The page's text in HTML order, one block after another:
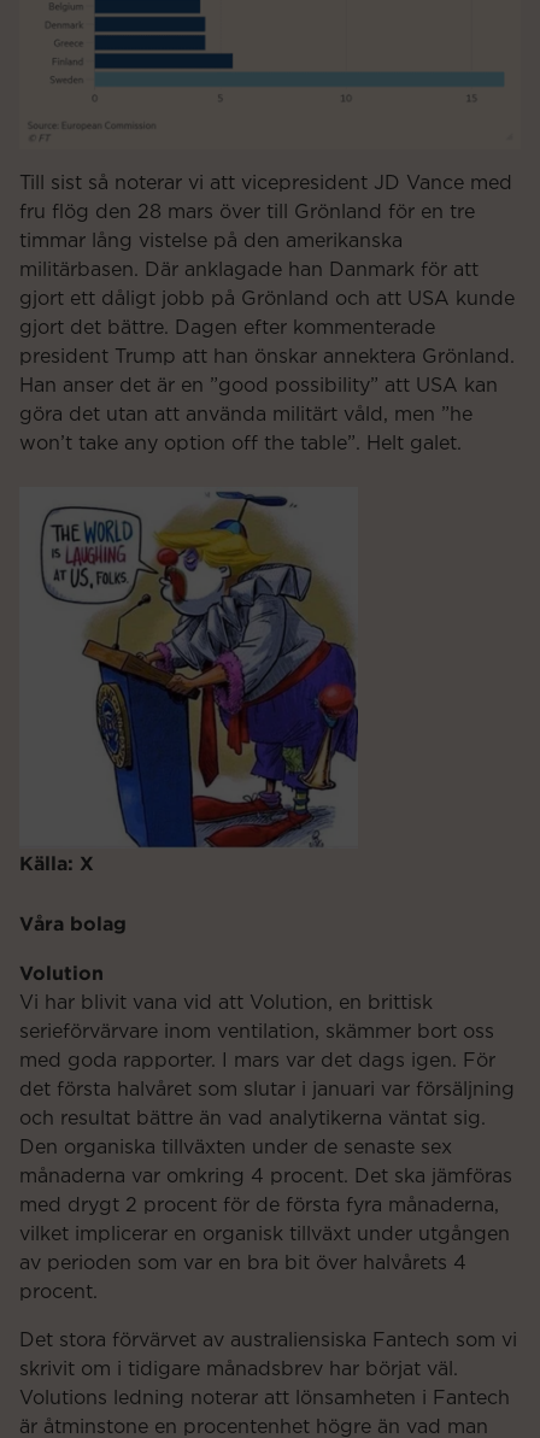
Till sist så noterar vi att vicepresident JD Vance med
fru flög den 28 mars över till Grönland för en tre
timmar lång vistelse på den amerikanska
militärbasen. Där anklagade han Danmark för att
gjort ett dåligt jobb på Grönland och att USA kunde
gjort det bättre. Dagen efter kommenterade
president Trump att han önskar annektera Grönland.
Han anser det är en ”good possibility” att USA kan
göra det utan att använda militärt våld, men ”he
won’t take any option off the table”. Helt galet.
Källa: X
Våra bolag
Volution
Vi har blivit vana vid att Volution, en brittisk
serieförvärvare inom ventilation, skämmer bort oss
med goda rapporter. I mars var det dags igen. För
det första halvåret som slutar i januari var försäljning
och resultat bättre än vad analytikerna väntat sig.
Den organiska tillväxten under de senaste sex
månaderna var omkring 4 procent. Det ska jämföras
med drygt 2 procent för de första fyra månaderna,
vilket implicerar en organisk tillväxt under utgången
av perioden som var en bra bit över halvårets 4
procent.
Det stora förvärvet av australiensiska Fantech som vi
skrivit om i tidigare månadsbrev har börjat väl.
Volutions ledning noterar att lönsamheten i Fantech
är åtminstone en procentenhet högre än vad man